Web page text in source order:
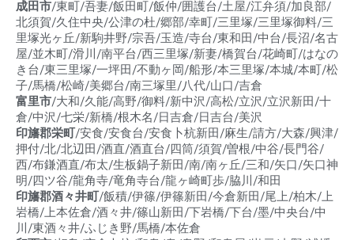
成田市/東町/吾妻/飯田町/飯仲/囲護台/土屋/江弁須/加良部/
北須賀/久住中央/公津の杜/郷部/幸町/三里塚/三里塚御料/三
里塚光ヶ丘/新駒井野/宗吾/玉造/寺台/東和田/中台/長沼/名古
屋/並木町/滑川/南平台/西三里塚/新妻/橋賀台/花崎町/はなの
き台/東三里塚/一坪田/不動ヶ岡/船形/本三里塚/本城/本町/松
子/馬橋/松崎/美郷台/南三塚里/八代/山口/吉倉
富里市/大和/久能/高野/御料/新中沢/高松/立沢/立沢新田/十
倉/中沢/七栄/新橋/根木名/日吉倉/日吉台/美沢
印旛郡栄町/安食/安食台/安食卜杭新田/麻生/請方/大森/興津/
押付/北/北辺田/酒直/酒直台/四筒/須賀/曽根/中谷/長門谷/
西/布鎌酒直/布太/生板鍋子新田/南/南ヶ丘/三和/矢口/矢口神
明/四ツ谷/龍角寺/竜角寺台/龍ヶ崎町歩/脇川/和田
印旛郡酒々井町/飯積/伊篠/伊篠新田/今倉新田/尾上/柏木/上
岩橋/上本佐倉/酒々井/篠山新田/下岩橋/下台/墨/中央台/中
川/東酒々井/ふじき野/馬橋/本佐倉